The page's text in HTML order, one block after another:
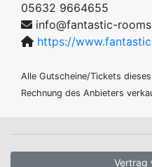
05632 9664655
info@fantastic-
https://
Alle Gutscheine/Tickets
Rechnung des Anbieters
Vertrag